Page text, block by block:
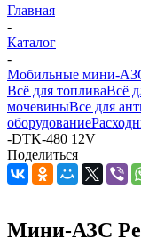
Главная
-
Каталог
-
Мобильные мини-
Всё для топливаВсё
мочевиныВсе для
оборудование
-DTK-480 12V
Поделиться
Мини-АЗС